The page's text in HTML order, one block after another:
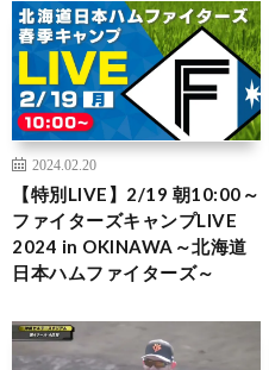
2024.02.20
【特別LIVE】2/19 朝10:00～
ファイターズキャンプLIVE
2024 in OKINAWA～北海道
日本ハムファイターズ～